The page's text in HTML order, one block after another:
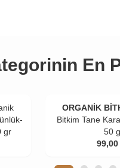
En
gr
ORGANİK
Bitkim Tane
50
99,00